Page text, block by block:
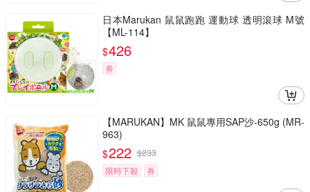
日本Marukan 鼠鼠跑跑 運動球 透明滾球 M號
【ML-114】
$426
券
【MARUKAN】MK 鼠鼠專用SAP沙-650g (MR-
963)
$222 $233
限時下殺
券